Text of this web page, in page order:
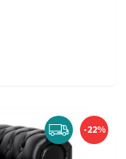
-22%